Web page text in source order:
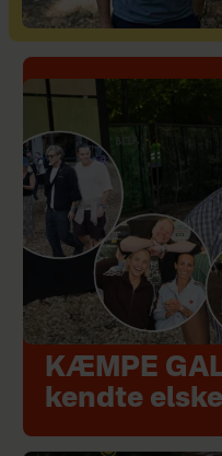
KÆMPE
kendte